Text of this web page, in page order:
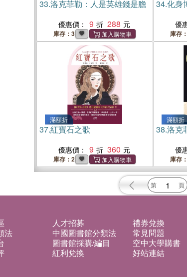
33.洛克菲勒：人是英雄錢是膽
優惠價： 9 288
庫存：3
34.化身
優
庫存
滿額折
37.紅寶石之歌
優惠價： 9 360
庫存：2
滿額折
38.洛克
優
庫存
人才招募 禮券兌換
法 中國圖書館分類法 常見問題
圖書館採購/編目 空中大學購書
紅利兌換 好站連結